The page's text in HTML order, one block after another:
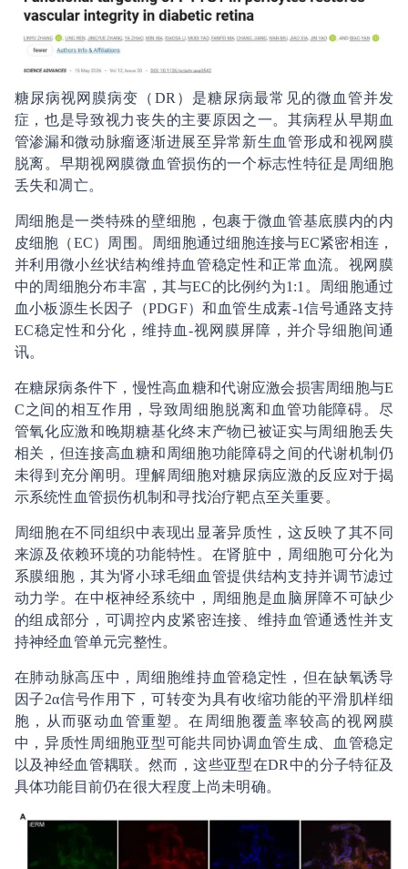
糖尿病视网膜病变（DR）是糖尿病最常见的微血管并发
症，也是导致视力丧失的主要原因之一。其病程从早期血
管渗漏和微动脉瘤逐渐进展至异常新生血管形成和视网膜
脱离。早期视网膜微血管损伤的一个标志性特征是周细胞
丢失和凋亡。
周细胞是一类特殊的壁细胞，包裹于微血管基底膜内的内
皮细胞（EC）周围。周细胞通过细胞连接与EC紧密相连，
并利用微小丝状结构维持血管稳定性和正常血流。视网膜
中的周细胞分布丰富，其与EC的比例约为1:1。周细胞通过
血小板源生长因子（PDGF）和血管生成素-1信号通路支持
EC稳定性和分化，维持血-视网膜屏障，并介导细胞间通
讯。
在糖尿病条件下，慢性高血糖和代谢应激会损害周细胞与E
C之间的相互作用，导致周细胞脱离和血管功能障碍。尽
管氧化应激和晚期糖基化终末产物已被证实与周细胞丢失
相关，但连接高血糖和周细胞功能障碍之间的代谢机制仍
未得到充分阐明。理解周细胞对糖尿病应激的反应对于揭
示系统性血管损伤机制和寻找治疗靶点至关重要。
周细胞在不同组织中表现出显著异质性，这反映了其不同
来源及依赖环境的功能特性。在肾脏中，周细胞可分化为
系膜细胞，其为肾小球毛细血管提供结构支持并调节滤过
动力学。在中枢神经系统中，周细胞是血脑屏障不可缺少
的组成部分，可调控内皮紧密连接、维持血管通透性并支
持神经血管单元完整性。
在肺动脉高压中，周细胞维持血管稳定性，但在缺氧诱导
因子2α信号作用下，可转变为具有收缩功能的平滑肌样细
胞，从而驱动血管重塑。在周细胞覆盖率较高的视网膜
中，异质性周细胞亚型可能共同协调血管生成、血管稳定
以及神经血管耦联。然而，这些亚型在DR中的分子特征及
具体功能目前仍在很大程度上尚未明确。